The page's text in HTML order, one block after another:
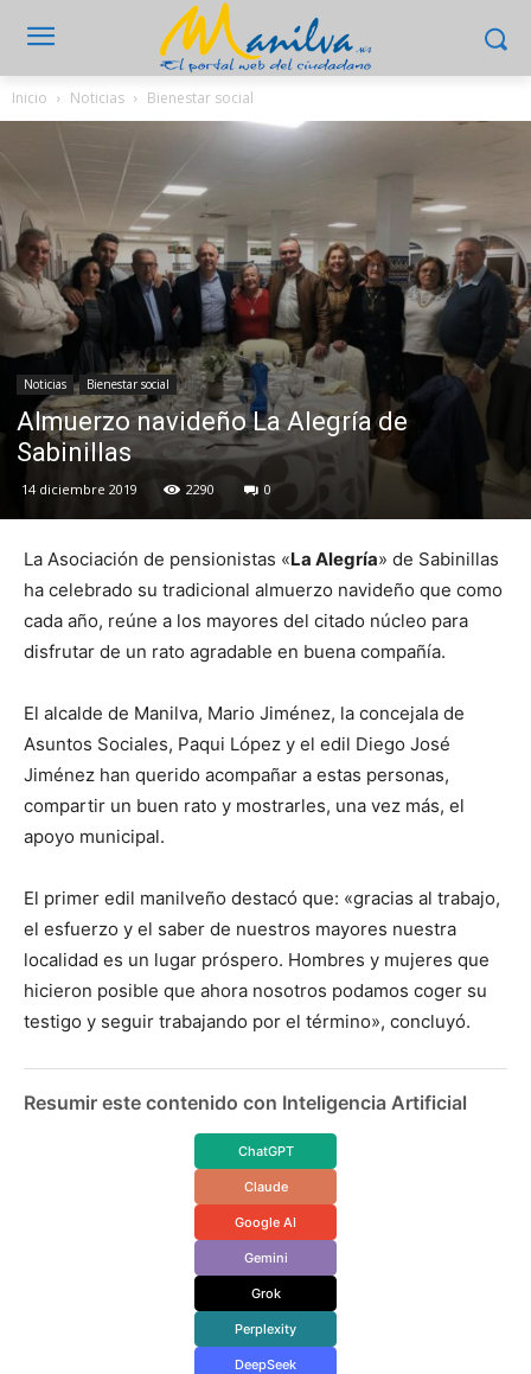
Inicio Noticias Bienestar social
Noticias Bienestar social
Almuerzo navideño La Alegría de
Sabinillas
14 diciembre 2019 2290 0
La Asociación de pensionistas «La Alegría» de Sabinillas
ha celebrado su tradicional almuerzo navideño que como
cada año, reúne a los mayores del citado núcleo para
disfrutar de un rato agradable en buena compañía.
El alcalde de Manilva, Mario Jiménez, la concejala de
Asuntos Sociales, Paqui López y el edil Diego José
Jiménez han querido acompañar a estas personas,
compartir un buen rato y mostrarles, una vez más, el
apoyo municipal.
El primer edil manilveño destacó que: «gracias al trabajo,
el esfuerzo y el saber de nuestros mayores nuestra
localidad es un lugar próspero. Hombres y mujeres que
hicieron posible que ahora nosotros podamos coger su
testigo y seguir trabajando por el término», concluyó.
Resumir este contenido con Inteligencia Artificial
ChatGPT
Claude
Google AI
Gemini
Grok
Perplexity
DeepSeek